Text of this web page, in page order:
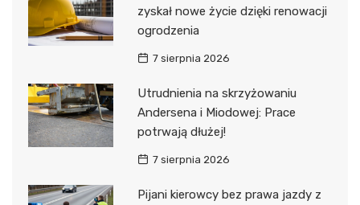
zyskał nowe życie dzięki renowacji
ogrodzenia
7 sierpnia 2026
Utrudnienia na skrzyżowaniu
Andersena i Miodowej: Prace
potrwają dłużej!
7 sierpnia 2026
Pijani kierowcy bez prawa jazdy z